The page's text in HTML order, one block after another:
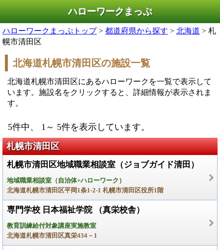
ハローワークまっぷ
ハローワークまっぷトップ> 都道府県から探す > 北海道 > 札
幌市清田区
北海道札幌市清田区の施設一覧
北海道札幌市清田区にあるハローワークを一覧で表示して
います。施設名をクリックすると、詳細情報が表示されま
す。
5件中、 1～ 5件を表示しています。
札幌市清田区
札幌市清田区地域職業相談室（ジョブガイド清田）
地域職業相談室（自治体+ハローワーク）
北海道札幌市清田区平岡1条1-2-1 札幌市清田区役所1階
専門学校 日本福祉学院 （真栄校舎）
教育訓練給付対象講座実施教室
北海道札幌市清田区真栄434－1